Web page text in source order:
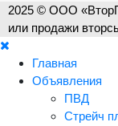
2025 © ООО
или продажи
Главная
Объявления
ПВД
Стрейч